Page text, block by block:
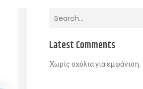
Latest Comments
Χωρίς σχόλια για εμφάνιση.